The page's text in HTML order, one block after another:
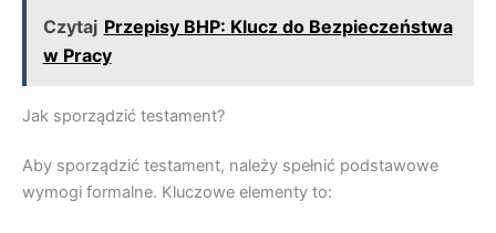
Czytaj Przepisy BHP: Klucz do Bezpieczeństwa
w Pracy
Jak sporządzić testament?
Aby sporządzić testament, należy spełnić podstawowe
wymogi formalne. Kluczowe elementy to: